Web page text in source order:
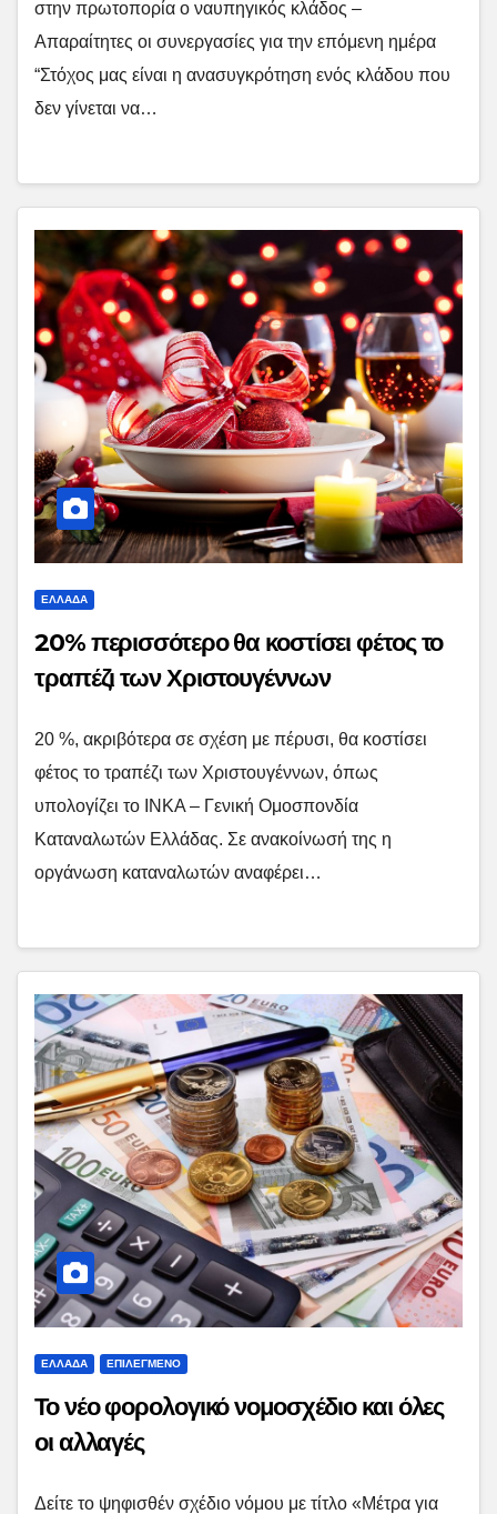
στην πρωτοπορία ο ναυπηγικός κλάδος –
Απαραίτητες οι συνεργασίες για την επόμενη ημέρα
“Στόχος μας είναι η ανασυγκρότηση ενός κλάδου που
δεν γίνεται να…
ΕΛΛΑΔΑ
20% περισσότερο θα κοστίσει φέτος το
τραπέζι των Χριστουγέννων
20 %, ακριβότερα σε σχέση με πέρυσι, θα κοστίσει
φέτος το τραπέζι των Χριστουγέννων, όπως
υπολογίζει το ΙΝΚΑ – Γενική Ομοσπονδία
Καταναλωτών Ελλάδας. Σε ανακοίνωσή της η
οργάνωση καταναλωτών αναφέρει…
ΕΛΛΑΔΑ ΕΠΙΛΕΓΜΕΝΟ
Το νέο φορολογικό νομοσχέδιο και όλες
οι αλλαγές
Δείτε το ψηφισθέν σχέδιο νόμου με τίτλο «Μέτρα για